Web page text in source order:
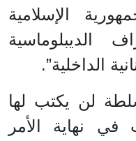
الإسلامية
الديبلوماسية
الداخلية”.
لن يكتب لها
في نهاية الأمر